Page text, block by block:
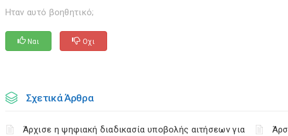
Ηταν αυτό βοηθητικό;
Ναι Οχι
Σχετικά Άρθρα
Άρχισε η ψηφιακή διαδικασία υποβολής αιτήσεων για